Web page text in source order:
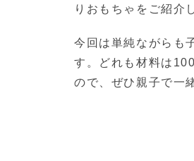
りおもちゃをご紹介
今回は単純ながらも
す。どれも材料は
ので、ぜひ親子で一